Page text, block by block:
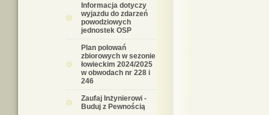
Informacja dotyczy
wyjazdu do zdarzeń
powodziowych
jednostek OSP
Plan polowań
zbiorowych w sezonie
łowieckim 2024/2025
w obwodach nr 228 i
246
Zaufaj Inżynierowi -
Buduj z Pewnością